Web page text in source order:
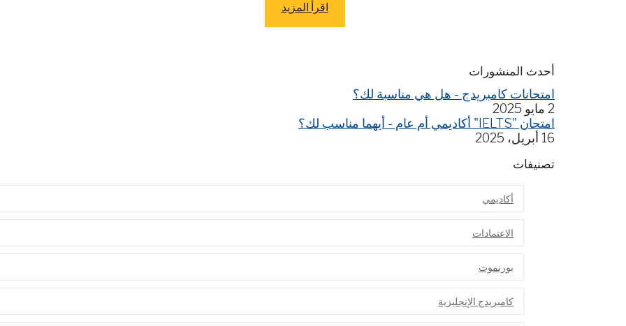
اقرأ المزيد
أحدث المنشورات
امتحانات كامبريدج - هل هي مناسبة لك؟
2 مايو 2025
امتحان "IELTS" أكاديمي أم عام - أيهما مناسب لك؟
16 أبريل، 2025
تصنيفات
أكاديمي
الاعتمادات
بورنموث
كامبريدج الإنجليزية